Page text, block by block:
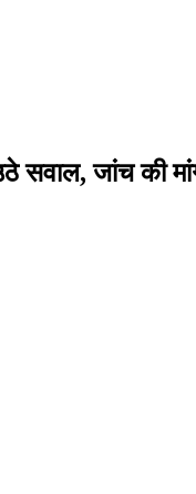
सवाल, जांच की